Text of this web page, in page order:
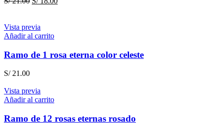
era:
S/ 21.00.
Vista previa
Añadir al carrito
Ramo de 1 rosa eterna color celeste
S/21.00
Vista previa
Añadir al carrito
Ramo de 12 rosas eternas rosado